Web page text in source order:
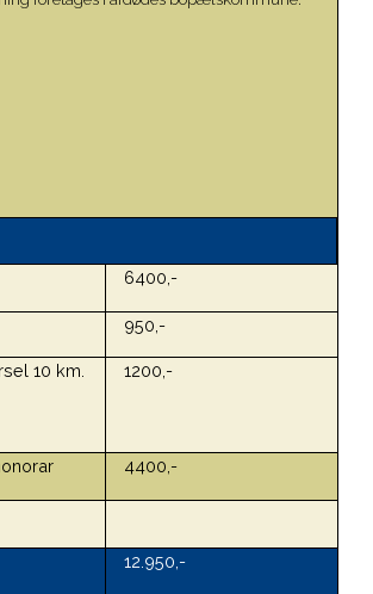
6400,-
950,-
10 km. 1200,-
4400,-
12.950,-